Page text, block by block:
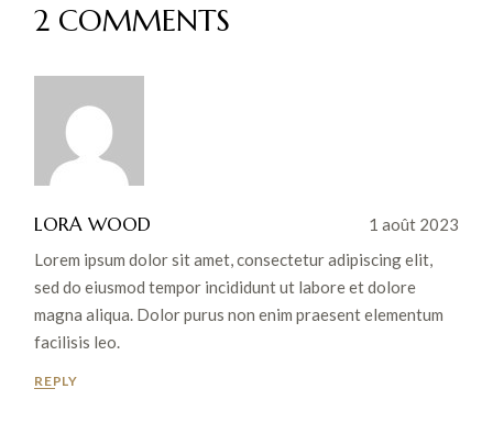
2 COMMENTS
LORA WOOD
1 août 2023
Lorem ipsum dolor sit amet, consectetur adipiscing elit,
sed do eiusmod tempor incididunt ut labore et dolore
magna aliqua. Dolor purus non enim praesent elementum
facilisis leo.
REPLY